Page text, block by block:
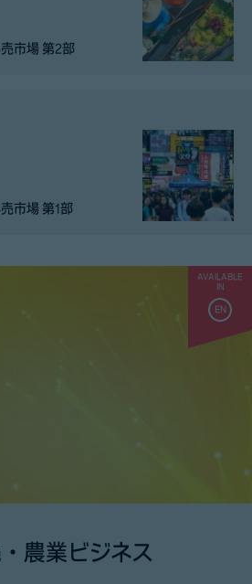
市場 第2部
市場 第1部
AVAILABLE
IN
EN
農業ビジネス